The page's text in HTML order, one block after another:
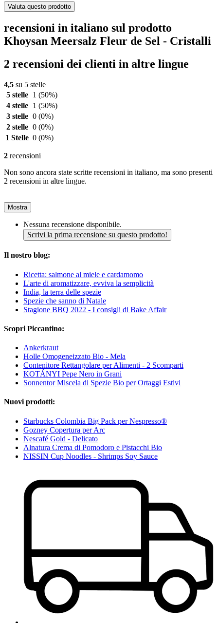
Valuta questo prodotto
recensioni in italiano sul prodotto
Khoysan Meersalz Fleur de Sel - Cristalli
2 recensioni dei clienti in altre lingue
4,5 su 5 stelle
5 stelle
1 (50%)
4 stelle
1 (50%)
3 stelle 0 (0%)
2 stelle 0 (0%)
1 Stelle 0 (0%)
2 recensioni
Non sono ancora state scritte recensioni in italiano, ma sono presenti
2 recensioni in altre lingue.
Mostra
Nessuna recensione disponibile.
Scrivi la prima recensione su questo prodotto!
Il nostro blog:
Ricetta: salmone al miele e cardamomo
L'arte di aromatizzare, evviva la semplicità
India, la terra delle spezie
Spezie che sanno di Natale
Stagione BBQ 2022 - I consigli di Bake Affair
Scopri Piccantino:
Ankerkraut
Holle Omogeneizzato Bio - Mela
Contenitore Rettangolare per Alimenti - 2 Scomparti
KOTÁNYI Pepe Nero in Grani
Sonnentor Miscela di Spezie Bio per Ortaggi Estivi
Nuovi prodotti:
Starbucks Colombia Big Pack per Nespresso®
Gozney Copertura per Arc
Nescafé Gold - Delicato
Alnatura Crema di Pomodoro e Pistacchi Bio
NISSIN Cup Noodles - Shrimps Soy Sauce